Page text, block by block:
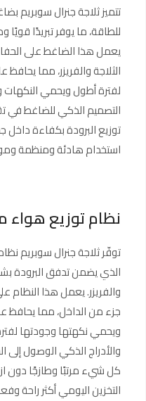
تتميز ثلاجة جنرال سوبريم
للطاقة، ما يوفر تبريدًا
يعمل هذا الضاغط على
الثلاجة والفريزر، مما
لفترة أطول ويحمي النكهات
التصميم الذكي للضاغط
توزيع البرودة بكفاءة داخل
استخدام هادئة ومنظمة
نظام توزيع هواء
توفّر ثلاجة جنرال سوبريم
الذي يضمن تدفق البرودة
والفريزر. يعمل هذا النظام
جزء من الداخل، مما يحافظ
ويحمي نكهتها وجودتها
والأدراج الذكي الوصول إلى
كل شيء مرتبًا وطازجًا دون
التخزين اليومي أكثر راحة